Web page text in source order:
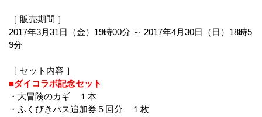
［ 販売期間 ］
2017年3月31日（金）19時00分 ～ 2017年4月30日（日）18時5
9分
［ セット内容 ］
■ダイコラボ記念セット
・大冒険のカギ １本
・ふくびきパス追加券５回分 １枚